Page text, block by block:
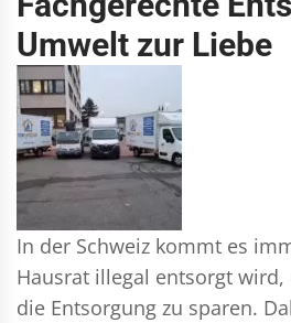
Umwelt zur Liebe
In der Schweiz kommt es
Hausrat illegal entsorgt
die Entsorgung zu sparen.